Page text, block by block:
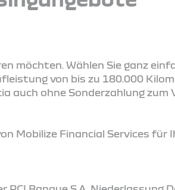
möchten. Wählen Sie ganz
von bis zu 180.000
auch ohne Sonderzahlung zum
Mobilize Financial Services für